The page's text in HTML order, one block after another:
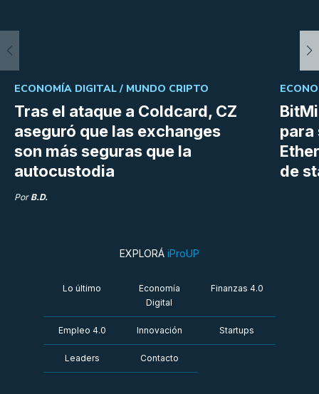
Tras el ataque a Coldcard, CZ
aseguró que las exchanges
son más seguras que la
autocustodia
ECONOMÍA DIGITAL / MUNDO CRIPTO
Por B.D.
para
de
EXPLORÁ iProUP
Lo último
Economía
Digital
Finanzas 4.0
Empleo 4.0 Innovación Startups
Leaders Contacto